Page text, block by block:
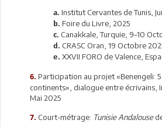
a. Institut Cervantes de Tunis,
b. Foire du Livre, 2025
c. Canakkale, Turquie, 9–10
d. CRASC Oran, 19 Octobre
e. XXVII FORO de Valence,
6. Participation au projet «Benengeli: 5
continents», dialogue entre écrivains,
Mai 2025
7. Court-métrage: Tunisie Andalouse